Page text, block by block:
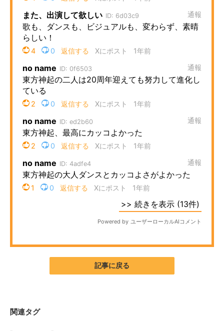
記事に戻る
関連タグ